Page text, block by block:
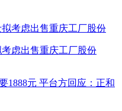
虑出售重庆工厂股份